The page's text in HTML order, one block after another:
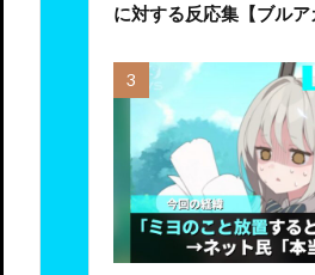
に対する反応集【ブルア